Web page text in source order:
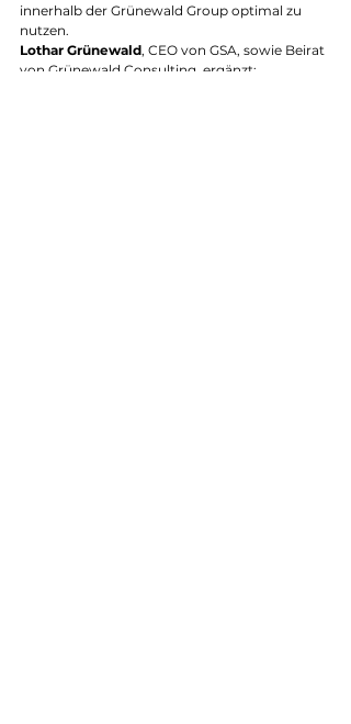
innerhalb der Grünewald Group optimal zu
nutzen.
Lothar Grünewald, CEO von GSA, sowie Beirat
von Grünewald Consulting, ergänzt: